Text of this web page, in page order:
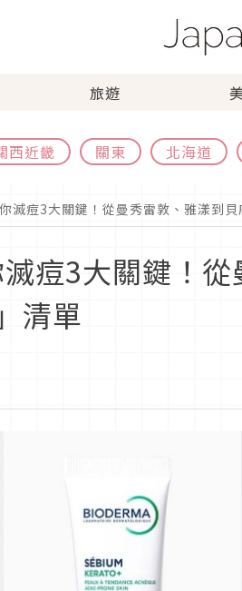
旅遊
西近畿 關東 北海道
滅痘3大關鍵！從曼秀雷敦、雅漾到
痘3大關鍵！
清單